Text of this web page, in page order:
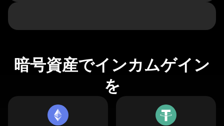
暗号資産でインカムゲイン
を